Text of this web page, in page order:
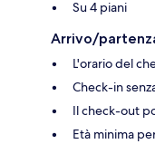
Su 4 piani
Arrivo/
L'orario del
Check-in
Il check-out
Età minima